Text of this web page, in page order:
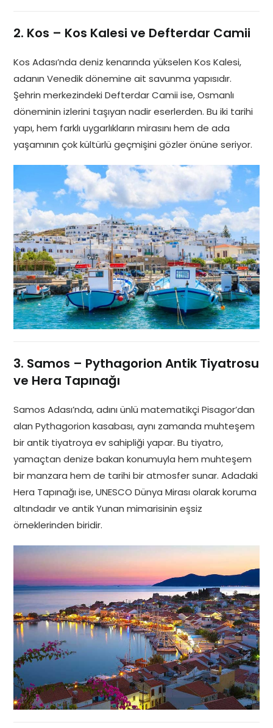
2. Kos – Kos Kalesi ve Defterdar Camii
Kos Adası’nda deniz kenarında yükselen Kos Kalesi,
adanın Venedik dönemine ait savunma yapısıdır.
Şehrin merkezindeki Defterdar Camii ise, Osmanlı
döneminin izlerini taşıyan nadir eserlerden. Bu iki tarihi
yapı, hem farklı uygarlıkların mirasını hem de ada
yaşamının çok kültürlü geçmişini gözler önüne seriyor.
3. Samos – Pythagorion Antik Tiyatrosu
ve Hera Tapınağı
Samos Adası’nda, adını ünlü matematikçi Pisagor’dan
alan Pythagorion kasabası, aynı zamanda muhteşem
bir antik tiyatroya ev sahipliği yapar. Bu tiyatro,
yamaçtan denize bakan konumuyla hem muhteşem
bir manzara hem de tarihi bir atmosfer sunar. Adadaki
Hera Tapınağı ise, UNESCO Dünya Mirası olarak koruma
altındadır ve antik Yunan mimarisinin eşsiz
örneklerinden biridir.